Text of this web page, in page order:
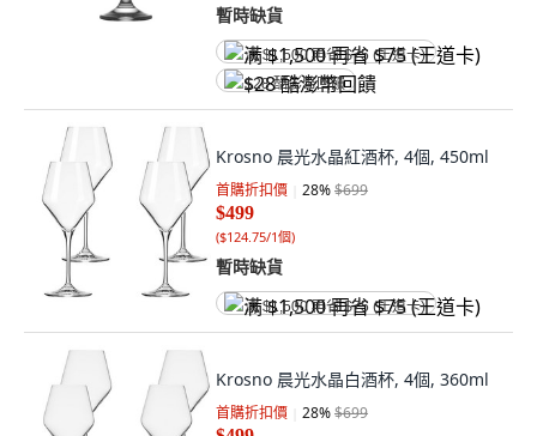
暫時缺貨
满 $1,500 再省 $75 (王道卡)
$28 酷澎幣回饋
Krosno 晨光水晶紅酒杯, 4個, 450ml
首購折扣價 28%$699
$499
($124.75/1個)
暫時缺貨
满 $1,500 再省 $75 (王道卡)
Krosno 晨光水晶白酒杯, 4個, 360ml
首購折扣價 28%$699